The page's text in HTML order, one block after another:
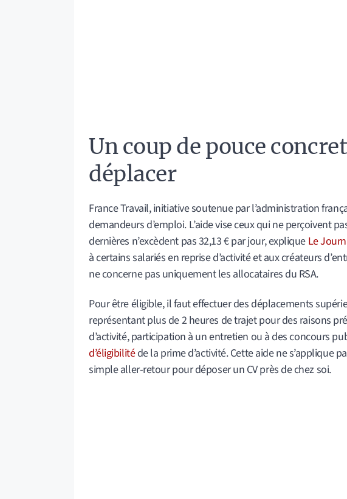
Un coup de pouce
déplacer
France Travail, initiative soutenue par l’administration
demandeurs d’emploi. L’aide vise ceux qui ne perçoivent
dernières n’excèdent pas 32,13 € par jour, explique Le
à certains salariés en reprise d’activité et aux créateurs
ne concerne pas uniquement les allocataires du RSA.
Pour être éligible, il faut effectuer des déplacements
représentant plus de 2 heures de trajet pour des raisons
d’activité, participation à un entretien ou à des concours
d’éligibilitéde la prime d’activité. Cette aide ne s’applique
simple aller-retour pour déposer un CV près de chez soi.